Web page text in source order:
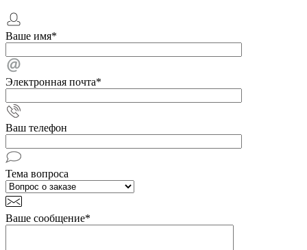
Ваше имя*
Электронная почта*
Ваш телефон
Тема вопроса
Ваше сообщение*